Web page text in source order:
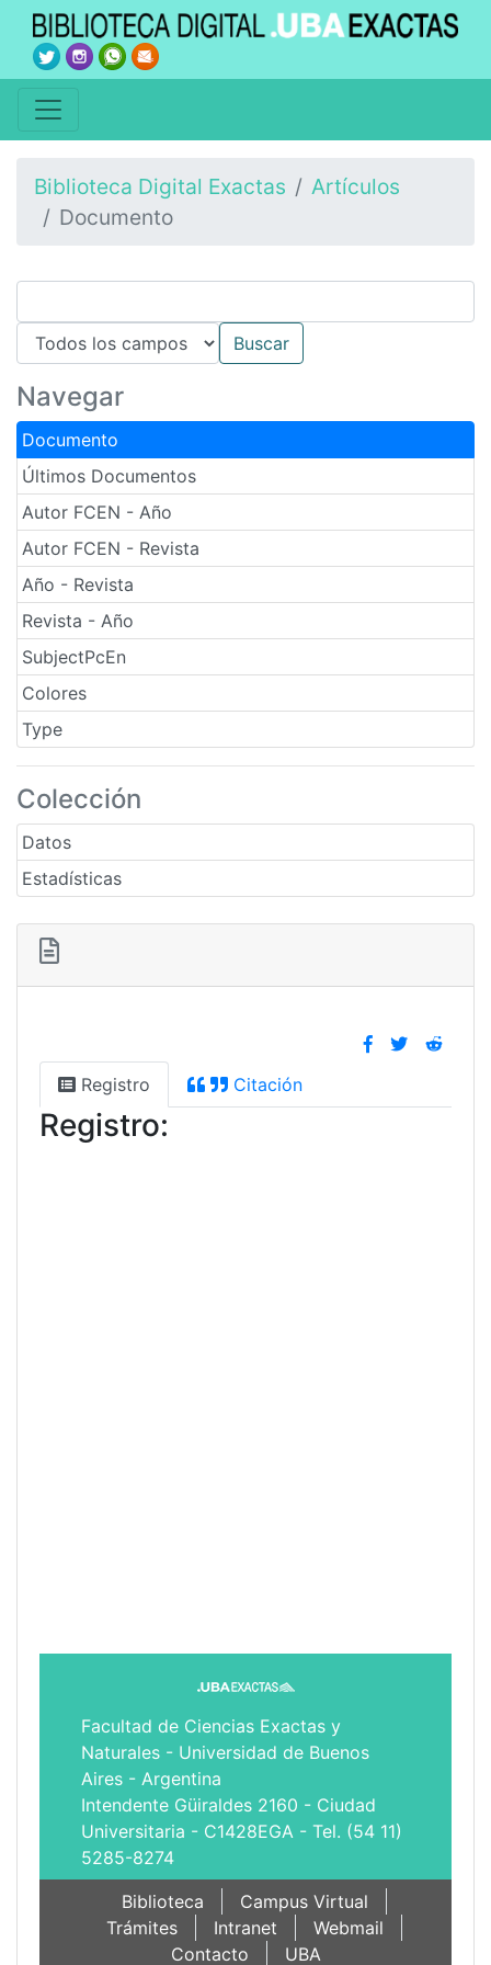
Biblioteca Digital Exactas
Artículos
Documento
Navegar
Documento
Últimos Documentos
Autor FCEN - Año
Autor FCEN - Revista
Año - Revista
Revista - Año
SubjectPcEn
Colores
Type
Colección
Datos
Estadísticas
Registro Citación
Registro:
Facultad de Ciencias Exactas y
Naturales - Universidad de Buenos
Aires - Argentina
Intendente Güiraldes 2160 - Ciudad
Universitaria - C1428EGA - Tel. (54 11)
5285-8274
Biblioteca
Campus Virtual
Trámites
Intranet
Webmail
Contacto
UBA